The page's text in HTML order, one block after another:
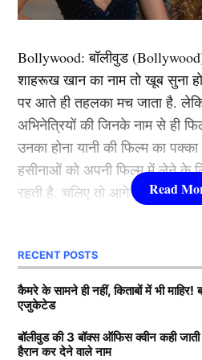
आप पर ही रहती हैं। यह जीवन का
बांद्रा के एक रेस्टोरेंट से बाहर निकल
उन्हें ऐसे एंगल से कैप्चर किया, जिसे
करती है।”
यह भी पढ़ें:रायपुर ODI पर ICC का
ठोका भारी जुर्माना, वजह जानकर
अपनी बात को आगे बढ़ाते हुए
कहा कि, “एक निजी पल को बेवजह
मुद्दा हेडलाइंस या क्लिक का नहीं,
गरिमा की हकदार है और हर व्यक्ति
Bollywood:बॉलीवुड (
शाहरूख खान का नाम तो खूब सुना
पर आते ही तहलका मच जाता है.
अभिनेत्रियों की जिनके नाम से ही
उनका होना यानी की फिल्म का
हसीनाओं को अपनी फिल्म में लेने के
रहती है. चलिए तो आगे जानते हैं
1.दीपिका पादुकोण (
Padukone)
RECENT POSTS
कैमरे के सामने ही नहीं, किताबों में भी
एजुकेटेड
बॉलीवुड की 3 बॉक्स ऑफिस क्वीन कही
हैरान कर देने वाले नाम